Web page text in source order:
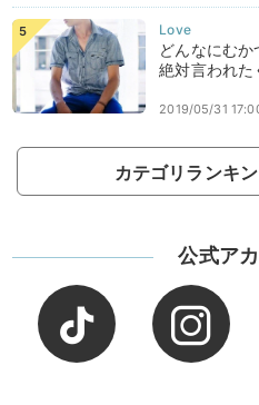
どんなにむ
絶対言われた
2019/05/31
カテゴリランキ
公式ア